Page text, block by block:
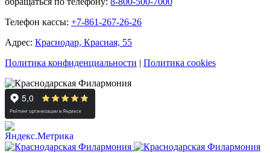
Телефон кассы: +7-861-267-26-26
Адрес: Краснодар, Красная, 55
Политика конфиденциальности | Политика cookies